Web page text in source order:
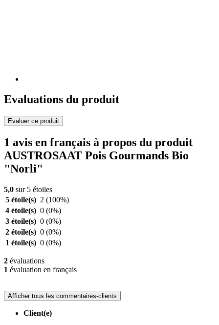
Evaluations du produit
Evaluer ce produit
1 avis en français à propos du produit
AUSTROSAAT Pois Gourmands Bio
"Norli"
5,0 sur 5 étoiles
5 étoile(s) 2 (100%)
4 étoile(s) 0 (0%)
3 étoile(s) 0 (0%)
2 étoile(s) 0 (0%)
1 étoile(s) 0 (0%)
2 évaluations
1 évaluation en français
Afficher tous les commentaires-clients
Client(e)